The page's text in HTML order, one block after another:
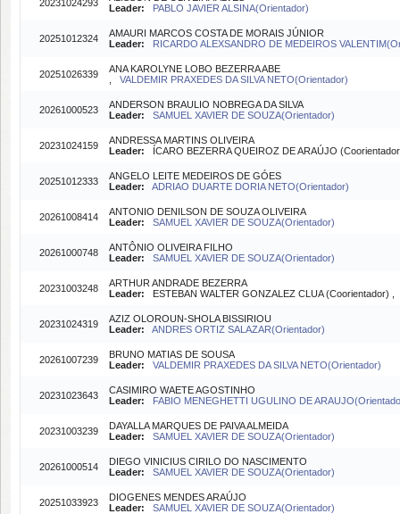
20231024293
Leader:
PABLO JAVIER ALSINA(Orientador)
20251012324
AMAURI MARCOS COSTA DE MORAIS JÚNIOR
Leader:
RICARDO ALEXSANDRO DE MEDEIROS
20251026339
ANA KAROLYNE LOBO BEZERRA ABE
VALDEMIR PRAXEDES DA SILVA NETO(Orientador)
20261000523
ANDERSON BRAULIO NOBREGA DA SILVA
Leader:
SAMUEL XAVIER DE SOUZA(Orientador)
20231024159
ANDRESSA MARTINS OLIVEIRA
Leader: ÍCARO BEZERRA QUEIROZ DE ARAÚJO
20251012333
ANGELO LEITE MEDEIROS DE GÓES
Leader:
ADRIAO DUARTE DORIA NETO(Orientador)
20261008414
ANTONIO DENILSON DE SOUZA OLIVEIRA
Leader:
SAMUEL XAVIER DE SOUZA(Orientador)
20261000748
ANTÔNIO OLIVEIRA FILHO
Leader:
SAMUEL XAVIER DE SOUZA(Orientador)
20231003248
ARTHUR ANDRADE BEZERRA
Leader: ESTEBAN WALTER GONZALEZ CLUA (Coorientador)
20231024319
AZIZ OLOROUN-SHOLA BISSIRIOU
Leader:
ANDRES ORTIZ SALAZAR(Orientador)
20261007239
BRUNO MATIAS DE SOUSA
Leader:
VALDEMIR PRAXEDES DA SILVA NETO(Orientador)
20231023643
CASIMIRO WAETE AGOSTINHO
Leader:
FABIO MENEGHETTI UGULINO DE
20231003239
DAYALLA MARQUES DE PAIVA ALMEIDA
Leader:
SAMUEL XAVIER DE SOUZA(Orientador)
20261000514
DIEGO VINICIUS CIRILO DO NASCIMENTO
Leader:
SAMUEL XAVIER DE SOUZA(Orientador)
20251033923
DIOGENES MENDES ARAÚJO
Leader:
SAMUEL XAVIER DE SOUZA(Orientador)